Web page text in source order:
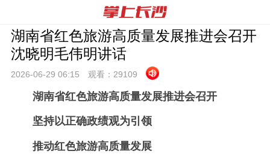
湖南省红色旅游高质量发展推进会召开
沈晓明毛伟明讲话
2026-06-29 06:15 观看： 29109
湖南省红色旅游高质量发展推进会召开
坚持以正确政绩观为引领
推动红色旅游高质量发展